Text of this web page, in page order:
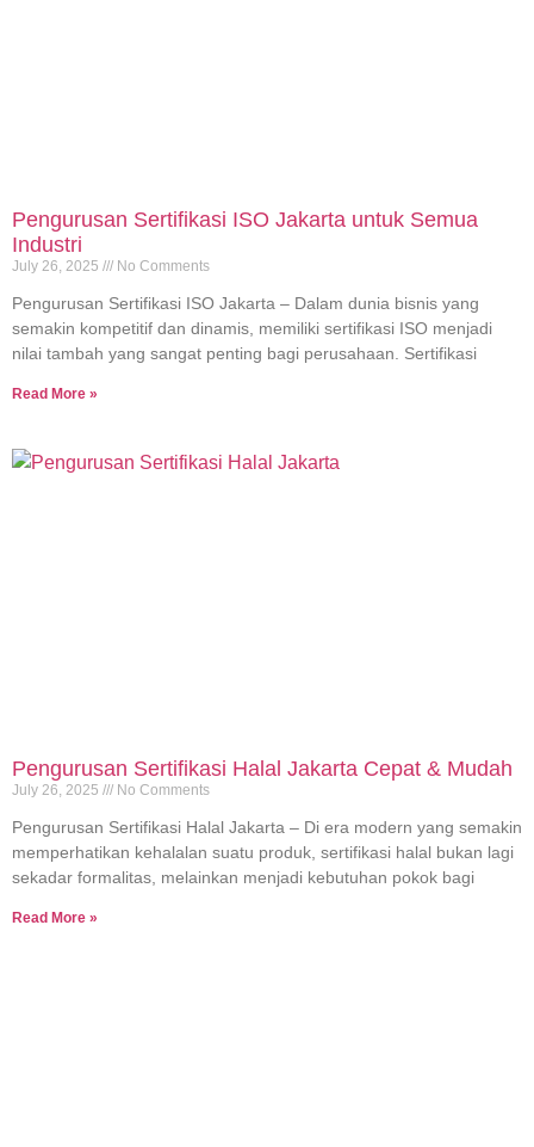
Pengurusan Sertifikasi ISO Jakarta untuk Semua
Industri
July 26, 2025 No Comments
Pengurusan Sertifikasi ISO Jakarta – Dalam dunia bisnis yang
semakin kompetitif dan dinamis, memiliki sertifikasi ISO menjadi
nilai tambah yang sangat penting bagi perusahaan. Sertifikasi
Read More »
Pengurusan Sertifikasi Halal Jakarta Cepat & Mudah
July 26, 2025 No Comments
Pengurusan Sertifikasi Halal Jakarta – Di era modern yang semakin
memperhatikan kehalalan suatu produk, sertifikasi halal bukan lagi
sekadar formalitas, melainkan menjadi kebutuhan pokok bagi
Read More »